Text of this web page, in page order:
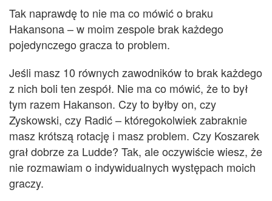
Tak naprawdę to nie ma co mówićo braku
Hakansona – w moim zespole brak każdego
pojedynczego gracza to problem.
Jeśli masz 10 równych zawodnikówto brak każdego
z nich boli ten zespół. Nie ma co mówić, że to był
tym razem Hakanson. Czy to byłby on, czy
Zyskowski, czy Radić – któregokolwiek zabraknie
masz krótszą rotację i masz problem. Czy Koszarek
grał dobrze za Ludde? Tak, ale oczywiście wiesz, że
nie rozmawiam o indywidualnych występach moich
graczy.